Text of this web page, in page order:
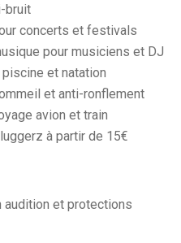
bruit
concerts et festivals
pour musiciens et DJ
et natation
et anti-ronflement
avion et train
à partir de 15€
et protections